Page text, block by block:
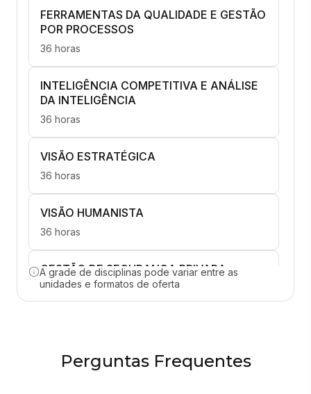
FERRAMENTAS DA QUALIDADE E GESTÃO
POR PROCESSOS
36 horas
INTELIGÊNCIA COMPETITIVA E ANÁLISE
DA INTELIGÊNCIA
36 horas
VISÃO ESTRATÉGICA
36 horas
VISÃO HUMANISTA
36 horas
GESTÃO DE SEGURANÇA PRIVADA
36 horas
A grade de disciplinas pode variar entre as
unidades e formatos de oferta
Perguntas Frequentes